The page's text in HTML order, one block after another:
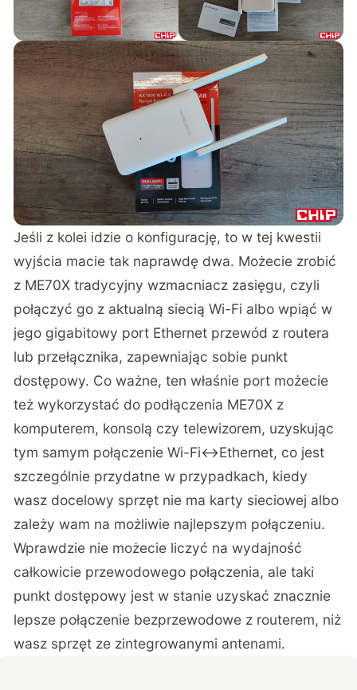
Jeśli z kolei idzie o konfigurację, to w tej kwestii
wyjścia macie tak naprawdę dwa. Możecie zrobić
z ME70X tradycyjny wzmacniacz zasięgu, czyli
połączyć go z aktualną siecią Wi-Fi albo wpiąć w
jego gigabitowy port Ethernet przewód z routera
lub przełącznika, zapewniając sobie punkt
dostępowy. Co ważne, ten właśnie port możecie
też wykorzystać do podłączenia ME70X z
komputerem, konsolą czy telewizorem, uzyskując
tym samym połączenie Wi-Fi<->Ethernet, co jest
szczególnie przydatne w przypadkach, kiedy
wasz docelowy sprzęt nie ma karty sieciowej albo
zależy wam na możliwie najlepszym połączeniu.
Wprawdzie nie możecie liczyć na wydajność
całkowicie przewodowego połączenia, ale taki
punkt dostępowy jest w stanie uzyskać znacznie
lepsze połączenie bezprzewodowe z routerem, niż
wasz sprzęt ze zintegrowanymi antenami.